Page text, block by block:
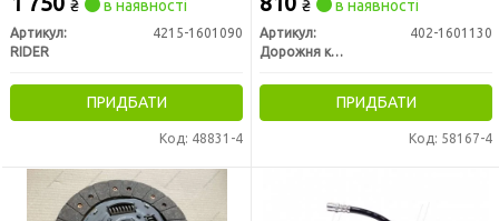
₴ в наявності
Артикул:
4215-1601090
RIDER
ПРИДБАТИ
Код: 48831-4
₴ в наявності
Артикул:
402-1601130
Дорожня карта
ПРИДБАТИ
Код: 58167-4